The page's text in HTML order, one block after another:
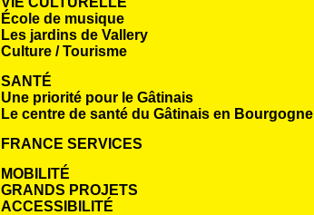
École de musique
Les jardins de Vallery
Culture / Tourisme
SANTÉ
Une priorité pour le Gâtinais
Le centre de santé du Gâtinais en Bourgogne
FRANCE SERVICES
MOBILITÉ
GRANDS PROJETS
ACCESSIBILITÉ